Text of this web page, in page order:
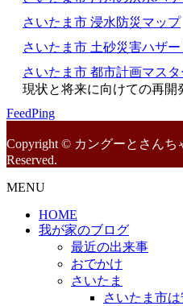
さいたま市 浸水防災マップ
さいたま市 土砂災害ハザ
さいたま市 都市計画マス
現状と将来に向けての再開
FeedPing
Copyright © カングーとさんち
Reserved.
MENU
HOME
我が家のブログ
最近の出来事
おでかけ
さいたま
さいたま市は